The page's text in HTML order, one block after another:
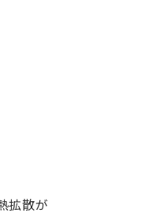
拡散が